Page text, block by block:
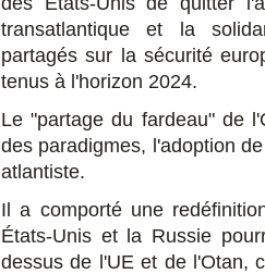
transatlantique et la
partagés sur la sécurité
tenus à l'horizon 2024.
Le "partage du fardeau" de
des paradigmes, l'adoption
atlantiste.
Il a comporté une
États-Unis et la Russie
dessus de l'UE et de l'Otan,